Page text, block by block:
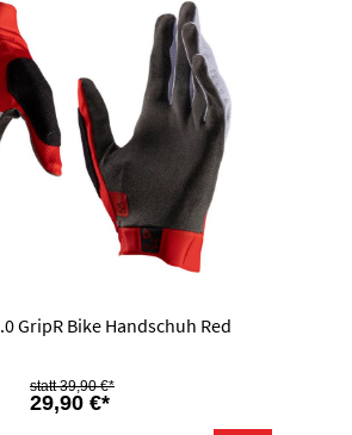
GripR Bike Handschuh Red
29,90 €*
39,90 €*